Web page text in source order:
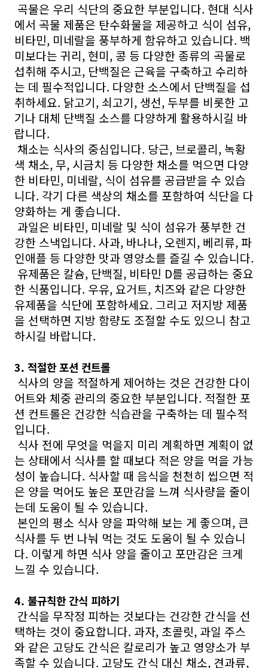
곡물은 우리 식단의 중요한 부분입니다. 현대 식사
에서 곡물 제품은 탄수화물을 제공하고 식이 섬유,
비타민, 미네랄을 풍부하게 함유하고 있습니다. 백
미보다는 귀리, 현미, 콩 등 다양한 종류의 곡물로
섭취해 주시고, 단백질은 근육을 구축하고 수리하
는 데 필수적입니다. 다양한 소스에서 단백질을 섭
취하세요. 닭고기, 쇠고기, 생선, 두부를 비롯한 고
기나 대체 단백질 소스를 다양하게 활용하시길 바
랍니다.
채소는 식사의 중심입니다. 당근, 브로콜리, 녹황
색 채소, 무, 시금치 등 다양한 채소를 먹으면 다양
한 비타민, 미네랄, 식이 섬유를 공급받을 수 있습
니다. 각기 다른 색상의 채소를 포함하여 식단을 다
양화하는 게 좋습니다.
과일은 비타민, 미네랄 및 식이 섬유가 풍부한 건
강한 스낵입니다. 사과, 바나나, 오렌지, 베리류, 파
인애플 등 다양한 맛과 영양소를 즐길 수 있습니다.
유제품은 칼슘, 단백질, 비타민 D를 공급하는 중요
한 식품입니다. 우유, 요거트, 치즈와 같은 다양한
유제품을 식단에 포함하세요. 그리고 저지방 제품
을 선택하면 지방 함량도 조절할 수도 있으니 참고
하시길 바랍니다.
3. 적절한 포션 컨트롤
식사의 양을 적절하게 제어하는 것은 건강한 다이
어트와 체중 관리의 중요한 부분입니다. 적절한 포
션 컨트롤은 건강한 식습관을 구축하는 데 필수적
입니다.
식사 전에 무엇을 먹을지 미리 계획하면 계획이 없
는 상태에서 식사를 할 때보다 적은 양을 먹을 가능
성이 높습니다. 식사할 때 음식을 천천히 씹으면 적
은 양을 먹어도 높은 포만감을 느껴 식사량을 줄이
는데 도움이 될 수 있습니다.
본인의 평소 식사 양을 파악해 보는 게 좋으며, 큰
식사를 두 번 나눠 먹는 것도 도움이 될 수 있습니
다. 이렇게 하면 식사 양을 줄이고 포만감은 크게
느낄 수 있습니다.
4. 불규칙한 간식 피하기
간식을 무작정 피하는 것보다는 건강한 간식을 선
택하는 것이 중요합니다. 과자, 초콜릿, 과일 주스
와 같은 고당도 간식은 칼로리가 높고 영양소가 부
족할 수 있습니다. 고당도 간식 대신 채소, 견과류,